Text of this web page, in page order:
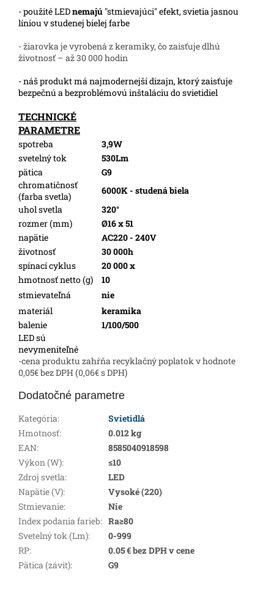
- použité LEDnemajú "stmievajúci" efekt, svietia jasnou
líniou v studenej bielej farbe
- žiarovka je vyrobená z keramiky, čo zaisťuje dlhú
životnosť – až 30 000 hodin
- náš produkt má najmodernejší dizajn, ktorý zaisťuje
bezpečnú a bezproblémovú inštaláciu do svietidiel
TECHNICKÉ
PARAMETRE
spotreba
3,9W
svetelný tok
530Lm
pätica
G9
chromatičnosť
(farba svetla)
6000K - studená biela
uhol svetla
320°
rozmer (mm)
Ø16 x 51
napätie
AC220 - 240V
životnosť
30 000h
spínací cyklus
20 000 x
hmotnosť netto (g)
10
stmievateľná
nie
materiál
keramika
balenie
1/100/500
LED sú
nevymeniteľné
-cena produktu zahŕňa recyklačný poplatok v hodnote
0,05€ bez DPH (0,06€ s DPH)
Dodatočné parametre
Kategória:
Svietidlá
Hmotnosť:
0.012 kg
EAN:
8585040918598
Výkon (W):
≤10
Zdroj svetla:
LED
Napätie (V):
Vysoké (220)
Stmievanie:
Nie
Index podania farieb: Ra≥80
Svetelný tok (Lm):
0-999
RP:
0.05 € bez DPH v cene
Pätica (závit): G9